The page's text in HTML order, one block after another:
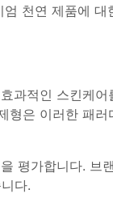
천연 제품에 대
과적인 스킨케어
형은 이러한 패
평가합니다. 브
다.